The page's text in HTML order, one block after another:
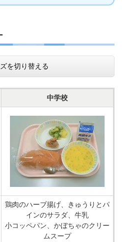
を切り替える
中学校
鶏肉のハーブ揚げ、きゅうりとパ
インのサラダ、牛乳
小コッペパン、かぼちゃのクリー
ムスープ